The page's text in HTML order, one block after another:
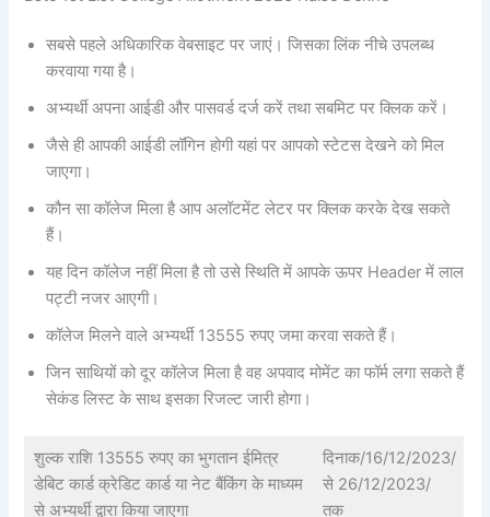
सबसे पहले अधिकारिक वेबसाइट पर जाएं। जिसका लिंक नीचे उपलब्ध
करवाया गया है।
अभ्यर्थी अपना आईडी और पासवर्ड दर्ज करें तथा सबमिट पर क्लिक करें।
जैसे ही आपकी आईडी लॉगिन होगी यहां पर आपको स्टेटस देखने को मिल
जाएगा।
कौन सा कॉलेज मिला है आप अलॉटमेंट लेटर पर क्लिक करके देख सकते
हैं।
यह दिन कॉलेज नहीं मिला है तो उसे स्थिति में आपके ऊपर Header में लाल
पट्टी नजर आएगी।
कॉलेज मिलने वाले अभ्यर्थी 13555 रुपए जमा करवा सकते हैं।
जिन साथियों को दूर कॉलेज मिला है वह अपवाद मोमेंट का फॉर्म लगा सकते हैं
सेकंड लिस्ट के साथ इसका रिजल्ट जारी होगा।
शुल्क राशि 13555 रुपए का भुगतान ईमित्र
डेबिट कार्ड क्रेडिट कार्ड या नेट बैंकिंग के माध्यम
से अभ्यर्थी द्वारा किया जाएगा
दिनाक/16/12/2023/
से 26/12/2023/
तक